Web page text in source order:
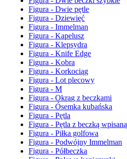
Figura - Dwie pętle
Figura - Dziewięć
Figura - Immelman
Figura - Kapelusz
Figura - Klepsydra
Figura - Knife Edge
Figura - Kobra
Figura - Korkociąg
Figura - Lot plecowy
Figura - M
Figura - Okrąg z beczkami
Figura - Ósemka kubańska
Figura - Pętla
Figura - Pętla z beczką wpisaną
Figura - Piłka golfowa
Figura - Podwójny Immelman
Figura - Półbeczka